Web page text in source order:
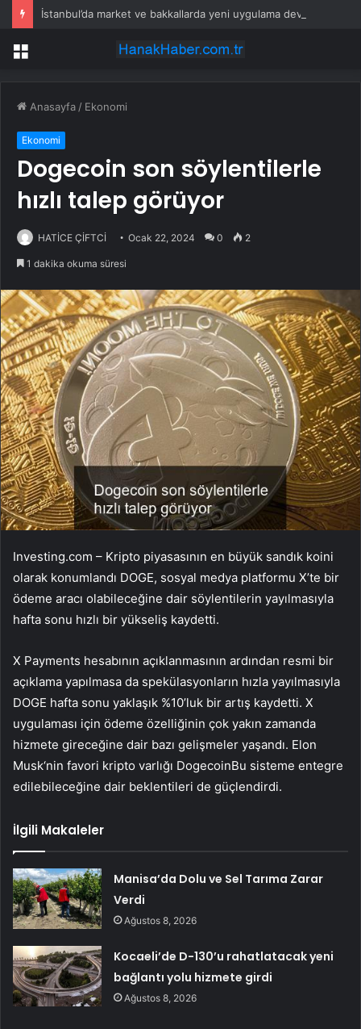
Menü
Anasayfa / Ekonomi
Ekonomi
Dogecoin son söylentilerle
hızlı talep görüyor
HATİCE ÇİFTCİ Ocak 22, 2024 0 2
1 dakika okuma süresi
Investing.com – Kripto piyasasının en büyük sandık koini
olarak konumlandı DOGE, sosyal medya platformu X’te bir
ödeme aracı olabileceğine dair söylentilerin yayılmasıyla
hafta sonu hızlı bir yükseliş kaydetti.
X Payments hesabının açıklanmasının ardından resmi bir
açıklama yapılmasa da spekülasyonların hızla yayılmasıyla
DOGE hafta sonu yaklaşık %10’luk bir artış kaydetti. X
uygulaması için ödeme özelliğinin çok yakın zamanda
hizmete gireceğine dair bazı gelişmeler yaşandı. Elon
Musk‘nin favori kripto varlığı DogecoinBu sisteme entegre
edilebileceğine dair beklentileri de güçlendirdi.
İlgili Makaleler
Manisa’da Dolu ve Sel Tarıma Zarar
Verdi
Ağustos 8, 2026
Kocaeli’de D-130’u rahatlatacak yeni
bağlantı yolu hizmete girdi
Ağustos 8, 2026